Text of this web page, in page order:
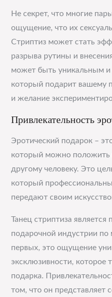
Не секрет, что многие
ощущение, что их
Стриптиз может стать
разрыва рутины и
может быть уникальным
который подарит вашему
и желание
Привлекательность
Эротический подарок –
который можно положить
другому человеку. Это
который
передают своим
Танец стриптиза
подарочной индустрии
первых, это ощущение
эксклюзивности, которое
подарка.
том, что он представляет